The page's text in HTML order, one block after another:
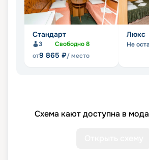
Стандарт
3 Свободно8
от9 865 ₽/ место
Люкс
Не
Схема кают доступна в